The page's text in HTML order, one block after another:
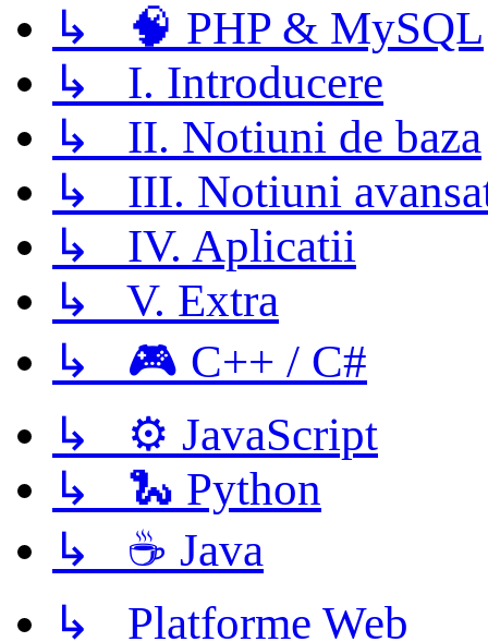
↳ 🧠 PHP & MySQL
↳ I. Introducere
↳ II. Notiuni de baza
↳ III. Notiuni
↳ IV. Aplicatii
↳ V. Extra
↳ 🎮 C++ / C#
↳ ⚙️ JavaScript
↳ 🐍 Python
↳ ☕ Java
↳ Platforme Web